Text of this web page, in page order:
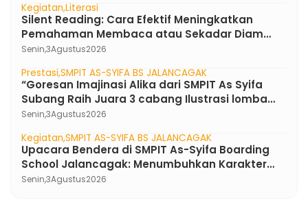
Kegiatan Literasi
Silent Reading: Cara Efektif Meningkatkan
Pemahaman Membaca atau Sekadar Diam
Tanpa Kata ?
Senin,3Agustus2026
Prestasi SMPIT AS-SYIFA BS JALANCAGAK
“Goresan Imajinasi Alika dari SMPIT As Syifa
Subang Raih Juara 3 cabang Ilustrasi lomba
FLS3N Jawa Barat 2026”
Senin,3Agustus2026
Kegiatan SMPIT AS-SYIFA BS JALANCAGAK
Upacara Bendera di SMPIT As-Syifa Boarding
School Jalancagak: Menumbuhkan Karakter
Pemimpin Berakhlak Mulia
Senin,3Agustus2026